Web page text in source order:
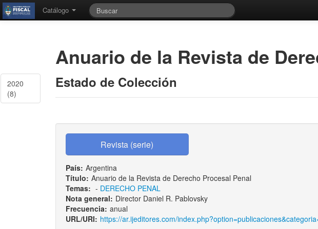
Catálogo
2020
(8)
Anuario de la Revista de
Estado de Colección
País: Argentina
Título: Anuario de la Revista de Derecho Procesal Penal
Temas: - DERECHO PENAL
Nota general: Director Daniel R. Pablovsky
Frecuencia: anual
URL/URI: https://ar.ijeditores.com/